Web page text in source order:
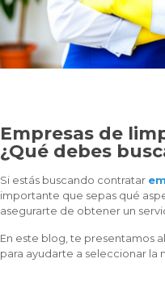
Empresas de
¿Qué debes
Si estás buscando contratar
importante que sepas qué
asegurarte de obtener un
En este blog, te presentamos
para ayudarte a seleccionar la